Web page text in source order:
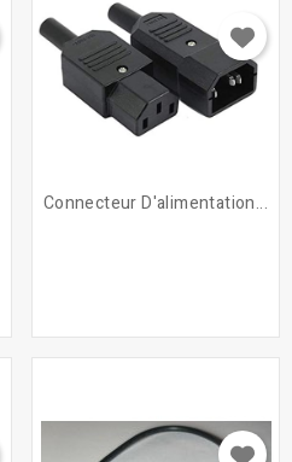
Connecteur D'alimentation...